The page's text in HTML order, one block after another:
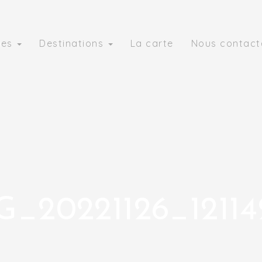
Destinations La carte Nous